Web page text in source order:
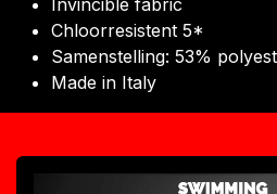
Invincible fabric
Chloorresistent 5*
Samenstelling: 53%
Made in Italy